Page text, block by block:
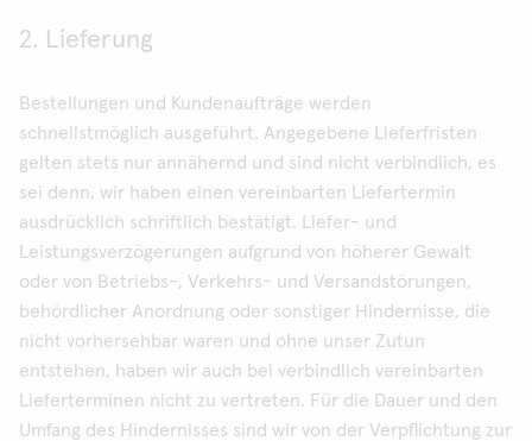
2. Lieferung
Bestellungen und Kundenaufträge werden
schnellstmöglich ausgeführt. Angegebene Lieferfristen
gelten stets nur annähernd und sind nicht verbindlich, es
sei denn, wir haben einen vereinbarten Liefertermin
ausdrücklich schriftlich bestätigt. Liefer- und
Leistungsverzögerungen aufgrund von höherer Gewalt
oder von Betriebs-, Verkehrs- und Versandstörungen,
behördlicher Anordnung oder sonstiger Hindernisse, die
nicht vorhersehbar waren und ohne unser Zutun
entstehen, haben wir auch bei verbindlich vereinbarten
Lieferterminen nicht zu vertreten. Für die Dauer und den
Umfang des Hindernisses sind wir von der Verpflichtung zur